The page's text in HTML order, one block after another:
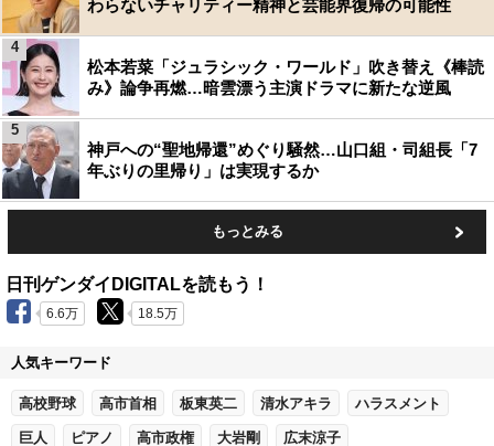
わらないチャリティー精神と芸能界復帰の可能性
松本若菜「ジュラシック・ワールド」吹き替え《棒読
み》論争再燃…暗雲漂う主演ドラマに新たな逆風
4
神戸への“聖地帰還”めぐり騒然…山口組・司組長「7
年ぶりの里帰り」は実現するか
5
もっとみる
日刊ゲンダイDIGITALを読もう！
6.6万 18.5万
人気キーワード
高校野球 高市首相 板東英二 清水アキラ ハラスメント
巨人 ピアノ 高市政権 大岩剛 広末涼子